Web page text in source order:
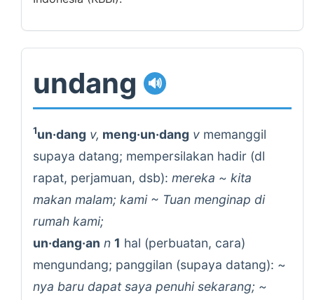
undang 🔊
1un·dang v, meng·un·dang v memanggil
supaya datang; mempersilakan hadir (dl
rapat, perjamuan, dsb): mereka ~ kita
makan malam; kami ~ Tuan menginap di
rumah kami;
un·dang·an n 1 hal (perbuatan, cara)
mengundang; panggilan (supaya datang): ~
nya baru dapat saya penuhi sekarang; ~